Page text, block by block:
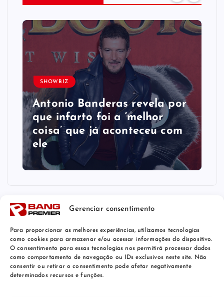
Gerenciar consentimento
Para proporcionar as melhores experiências, utilizamos tecnologias
como cookies para armazenar e/ou acessar informações do dispositivo.
O consentimento para essas tecnologias nos permitirá processar dados
como comportamento de navegação ou IDs exclusivos neste site. Não
consentir ou retirar o consentimento pode afetar negativamente
determinados recursos e funções.
SHOWBIZ
Antonio Banderas revela por
que infarto foi a ‘melhor
coisa’ que já aconteceu com
ele